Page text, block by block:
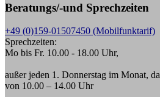
Beratungs/-und Sprechzeiten
+49 (0)159-01507450 (Mobilfunktarif)
Sprechzeiten:
Mo bis Fr. 10.00 - 18.00 Uhr,
außer jeden 1. Donnerstag im Monat,
von 10.00 – 14.00 Uhr